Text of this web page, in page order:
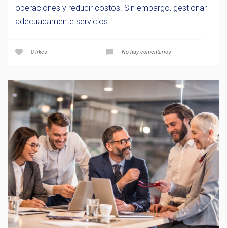
operaciones y reducir costos. Sin embargo, gestionar
adecuadamente servicios...
0 likes No hay comentarios